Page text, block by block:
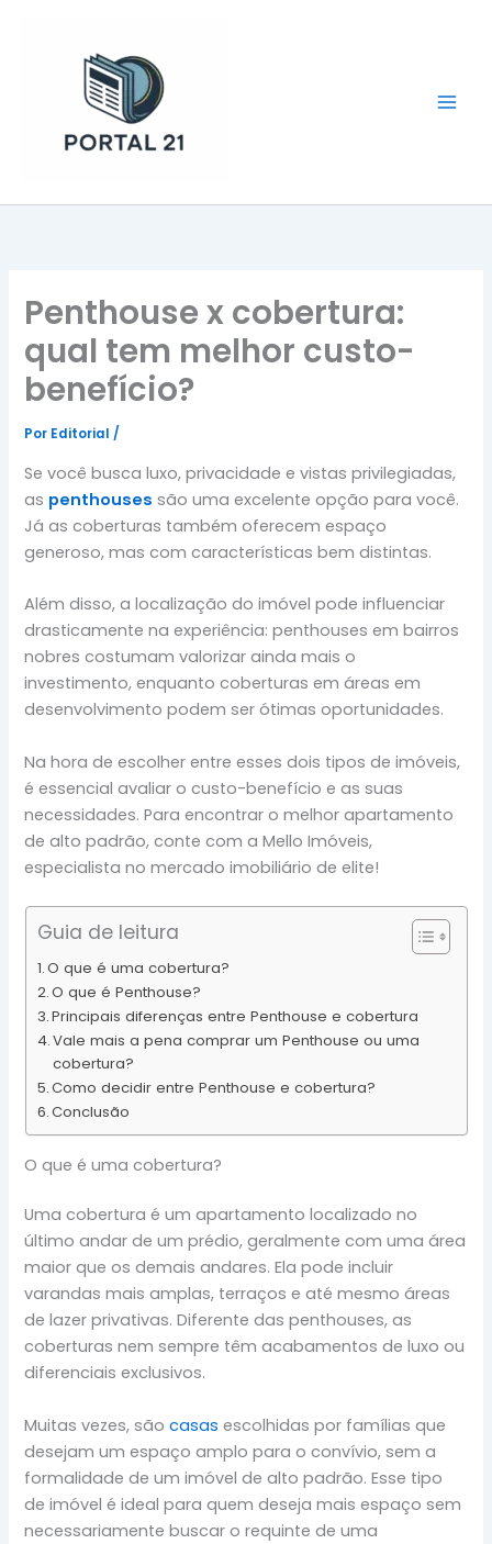
Penthouse x cobertura:
qual tem melhor custo-
benefício?
Por Editorial/
Se você busca luxo, privacidade e vistas privilegiadas,
as penthouses são uma excelente opção para você.
Já as coberturas também oferecem espaço
generoso, mas com características bem distintas.
Além disso, a localização do imóvel pode influenciar
drasticamente na experiência: penthouses em bairros
nobres costumam valorizar ainda mais o
investimento, enquanto coberturas em áreas em
desenvolvimento podem ser ótimas oportunidades.
Na hora de escolher entre esses dois tipos de imóveis,
é essencial avaliar o custo-benefício e as suas
necessidades. Para encontrar o melhor apartamento
de alto padrão, conte com a Mello Imóveis,
especialista no mercado imobiliário de elite!
Guia de leitura
O que é uma cobertura?
O que é Penthouse?
Principais diferenças entre Penthouse e cobertura
Vale mais a pena comprar um Penthouse ou uma
cobertura?
Como decidir entre Penthouse e cobertura?
Conclusão
O que é uma cobertura?
Uma cobertura é um apartamento localizado no
último andar de um prédio, geralmente com uma área
maior que os demais andares. Ela pode incluir
varandas mais amplas, terraços e até mesmo áreas
de lazer privativas. Diferente das penthouses, as
coberturas nem sempre têm acabamentos de luxo ou
diferenciais exclusivos.
Muitas vezes, sãocasas escolhidas por famílias que
desejam um espaço amplo para o convívio, sem a
formalidade de um imóvel de alto padrão. Esse tipo
de imóvel é ideal para quem deseja mais espaço sem
necessariamente buscar o requinte de uma